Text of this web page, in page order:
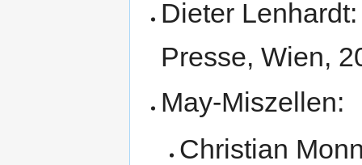
Dieter
Presse, Wien,
May-Miszellen:
Christian